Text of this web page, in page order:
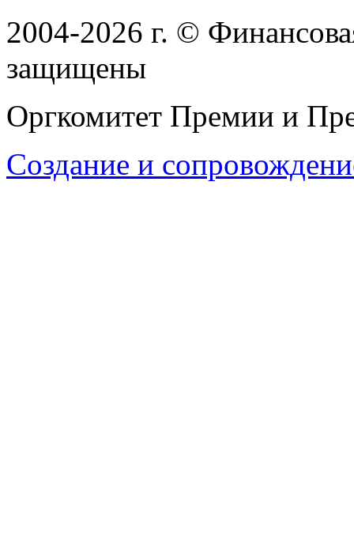
2004-2026 г. ©
защищены
Оргкомитет Премии и
Создание и